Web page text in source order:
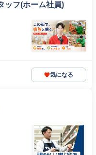
ッフ(ホーム社員)
気になる